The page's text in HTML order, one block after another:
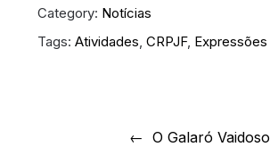
Category: Notícias
Tags:Atividades ,CRPJF, Expressões
O Galaró Vaidoso